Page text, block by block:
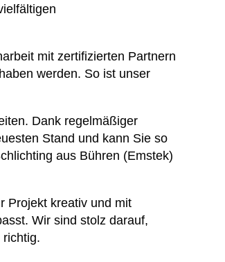
mit zertifizierten Partnern
werden. So ist unser
Dank regelmäßiger
Stand und kann Sie so
aus Bühren (Emstek)
Projekt kreativ und mit
Wir sind stolz darauf,